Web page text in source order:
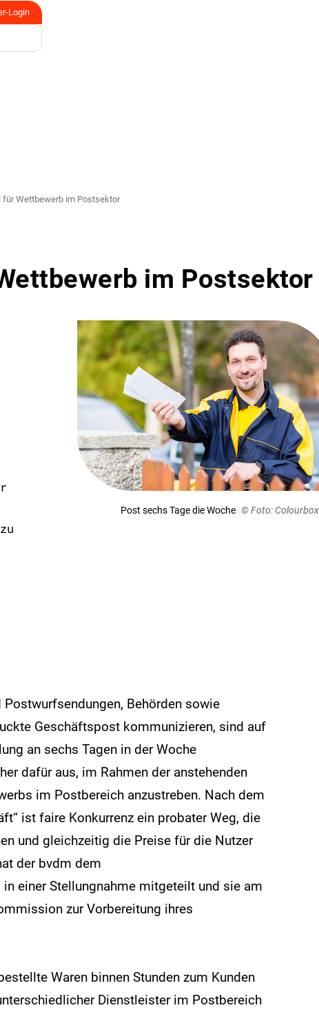
Login
für Wettbewerb im Postsektor
im Postsektor
Post sechs Tage die Woche © Foto:
Behörden sowie
Geschäftspost kommunizieren, sind auf
an sechs Tagen in der Woche
dafür aus, im Rahmen der anstehenden
im Postbereich anzustreben. Nach dem
ist faire Konkurrenz ein probater Weg, die
und gleichzeitig die Preise für die Nutzer
der bvdm dem
einer Stellungnahme mitgeteilt und sie am
zur Vorbereitung ihres
Waren binnen Stunden zum Kunden
Dienstleister im Postbereich